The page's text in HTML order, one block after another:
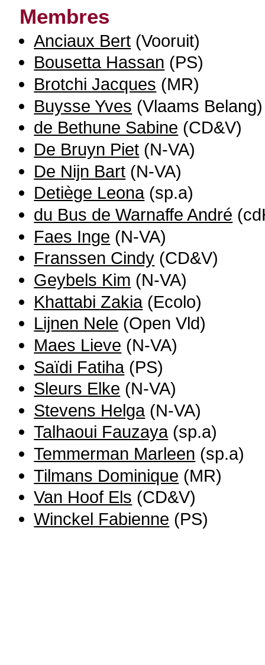
Membres
Anciaux Bert (Vooruit)
Bousetta Hassan (PS)
Brotchi Jacques (MR)
Buysse Yves (Vlaams Belang)
de Bethune Sabine (CD&V)
De Bruyn Piet (N-VA)
De Nijn Bart (N-VA)
Detiège Leona(sp.a)
du Bus de Warnaffe André
Faes Inge (N-VA)
Franssen Cindy (CD&V)
Geybels Kim (N-VA)
Khattabi Zakia (Ecolo)
Lijnen Nele (Open Vld)
Maes Lieve (N-VA)
Saïdi Fatiha (PS)
Sleurs Elke (N-VA)
Stevens Helga(N-VA)
Talhaoui Fauzaya(sp.a)
Temmerman Marleen (sp.a)
Tilmans Dominique (MR)
Van Hoof Els (CD&V)
Winckel Fabienne (PS)